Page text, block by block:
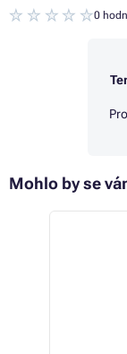
0
Mohlo by se